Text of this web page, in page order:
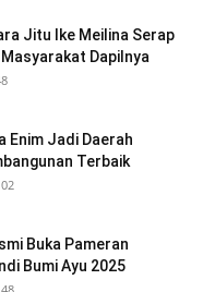
Jitu Ike Meilina Serap
Dapilnya
Enim Jadi Daerah
Terbaik
Buka Pameran
Bumi Ayu 2025